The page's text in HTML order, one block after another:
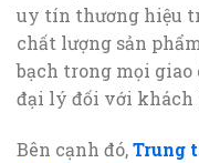
uy tín thương hiệu
chất lượng sản
bạch trong mọi
đại lý đối với khách
Bên cạnh đó,Trung